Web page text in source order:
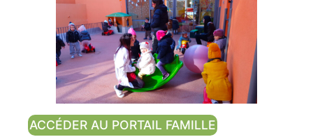
ACCÉDER AU PORTAIL FAMILLE